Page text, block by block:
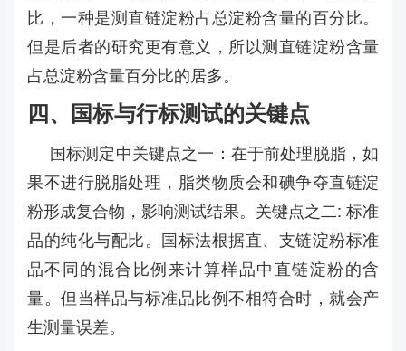
比，一种是测直链淀粉占总淀粉含量的百分比。
但是后者的研究更有意义，所以测直链淀粉含量
占总淀粉含量百分比的居多。
四、国标与行标测试的关键点
国标测定中关键点之一：在于前处理脱脂，如
果不进行脱脂处理，脂类物质会和碘争夺直链淀
粉形成复合物，影响测试结果。关键点之二: 标准
品的纯化与配比。国标法根据直、支链淀粉标准
品不同的混合比例来计算样品中直链淀粉的含
量。但当样品与标准品比例不相符合时，就会产
生测量误差。